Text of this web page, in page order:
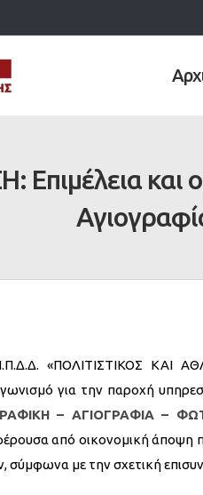
Επιμέλεια
«ΠΟΛΙΤΙΣΤΙΚΟΣ ΚΑΙ
για την παροχή
– ΑΓΙΟΓΡΑΦΙΑ –
από οικονομική άποψη
σύμφωνα με την σχετική